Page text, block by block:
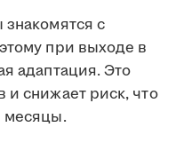
с
при выходе в
адаптация. Это
и снижает риск, что
месяцы.